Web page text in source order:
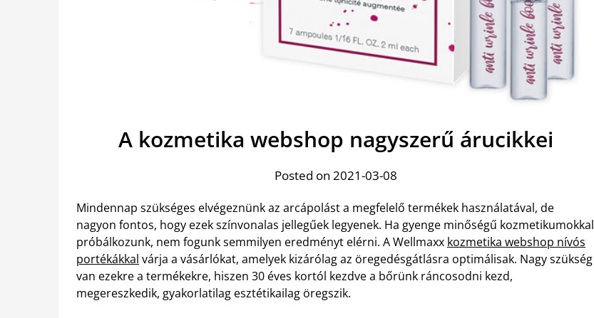
A kozmetika webshop nagyszerű árucikkei
Posted on 2021-03-08
Mindennap szükséges elvégeznünk az arcápolást a megfelelő termékek használatával, de
nagyon fontos, hogy ezek színvonalas jellegűek legyenek. Ha gyenge minőségű kozmetikumokkal
próbálkozunk, nem fogunk semmilyen eredményt elérni. A Wellmaxx kozmetika webshop nívós
portékákkal várja a vásárlókat, amelyek kizárólag az öregedésgátlásra optimálisak. Nagy szükség
van ezekre a termékekre, hiszen 30 éves kortól kezdve a bőrünk ráncosodni kezd,
megereszkedik, gyakorlatilag esztétikailag öregszik.